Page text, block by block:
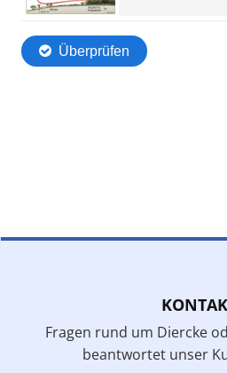
Fragen rund um Diercke
beantwortet unser